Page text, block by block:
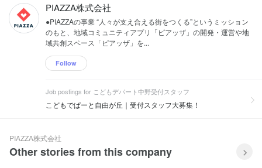
PIAZZA株式会社
●PIAZZAの事業 “人々が支え合える街をつくる”というミッション
のもと、地域コミュニティアプリ「ピアッザ」の開発・運営や地
域共創スペース「ピアッザ」を...
Follow
Job postings for こどもデパート中野受付スタッフ
こどもでぱーと自由が丘｜受付スタッフ大募集！
PIAZZA株式会社
Other stories from this company